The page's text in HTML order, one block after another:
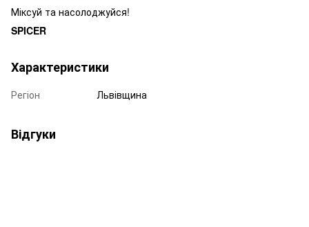
Міксуй та насолоджуйся!
SPICER
Характеристики
Регіон Львівщина
Відгуки